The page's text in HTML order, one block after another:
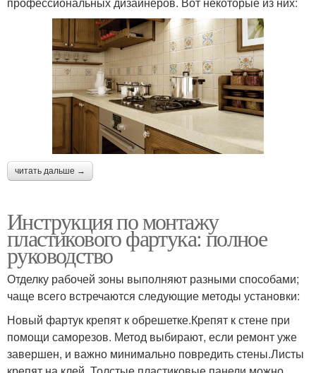
читать дальше →
Инструкция по монтажу
пластикового фартука: полное
руководство
Отделку рабочей зоны выполняют разными способами;
чаще всего встречаются следующие методы установки:
Новый фартук крепят к обрешетке.Крепят к стене при
помощи саморезов. Метод выбирают, если ремонт уже
завершен, и важно минимально повредить стены.Листы